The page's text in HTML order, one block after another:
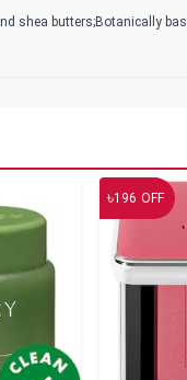
shea butters;Botanically
৳196 OFF